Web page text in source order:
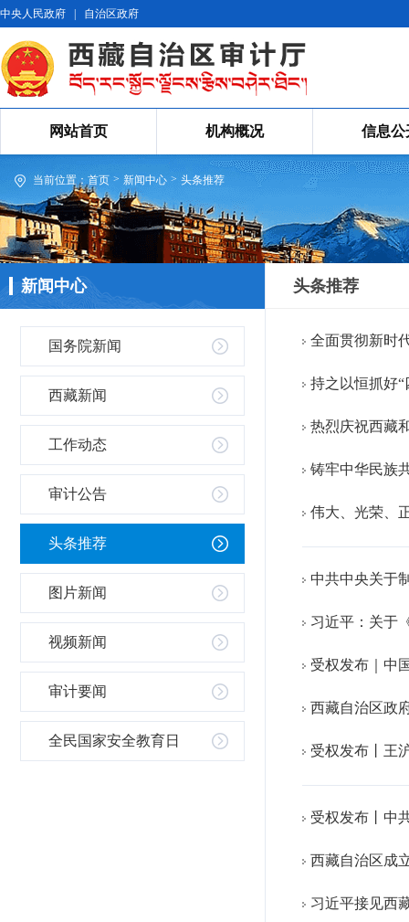
中央人民政府 自治区政府
网站首页 机构概况 信息公
当前位置： 首页 > 新闻中心 > 头条推荐
新闻中心
国务院新闻
西藏新闻
工作动态
审计公告
头条推荐
图片新闻
视频新闻
审计要闻
全民国家安全教育日
头条推荐
全面贯彻新时
持之以恒抓好
热烈庆祝西藏
铸牢中华民族
伟大、光荣、
中共中央关于
习近平：关于
受权发布｜中
西藏自治区政
受权发布丨王
西藏自治区成
习近平接见西